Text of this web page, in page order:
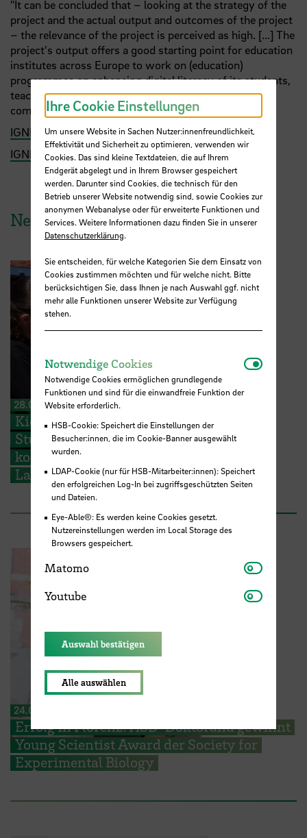
"It can be concluded that – looking at the strategy of the
project and the actual output and outcomes of the project
– the relevance of the project is perceived as high. [...] The
project's output offers a good starting point for education
institutes across Europe to work on (education)
programmes on enhancing digital literacy of its students,
teachers, staff and external stakeholders (like micro
companies in the region)."
IGNITION an der HSB
IGNITION Website
News aus der HSB
28.07.2026
Kieserling Stiftung ermöglicht 48
Studierenden der Hochschule Bremen
kostenlose Zertifikatskurse zur
Ladungssicherung
24.07.2026
Erfolg in Florenz: HSB-Doktorand gewinnt
Young Scientist Award der Society for
Experimental Biology
Ihre Cookie Einstellungen
Um unsere Website in Sachen Nutzer:innenfreundlichkeit,
Effektivität und Sicherheit zu optimieren, verwenden wir
Cookies. Das sind kleine Textdateien, die auf Ihrem
Endgerät abgelegt und in Ihrem Browser gespeichert
werden. Darunter sind Cookies, die technisch für den
Betrieb unserer Website notwendig sind, sowie Cookies zur
anonymen Webanalyse oder für erweiterte Funktionen und
Services. Weitere Informationen dazu finden Sie in unserer
Datenschutzerklärung.
Sie entscheiden, für welche Kategorien Sie dem Einsatz von
Cookies zustimmen möchten und für welche nicht. Bitte
berücksichtigen Sie, dass Ihnen je nach Auswahl ggf. nicht
mehr alle Funktionen unserer Website zur Verfügung
stehen.
Notwendige Cookies
Notwendige Cookies ermöglichen grundlegende
Funktionen und sind für die einwandfreie Funktion der
Website erforderlich.
HSB-Cookie: Speichert die Einstellungen der
Besucher:innen, die im Cookie-Banner ausgewählt
wurden.
LDAP-Cookie (nur für HSB-Mitarbeiter:innen): Speichert
den erfolgreichen Log-In bei zugriffsgeschützten Seiten
und Dateien.
Eye-Able®: Es werden keine Cookies gesetzt.
Nutzereinstellungen werden im Local Storage des
Browsers gespeichert.
Matomo Matomo
Youtube Youtube
Auswahl bestätigen
Alle auswählen